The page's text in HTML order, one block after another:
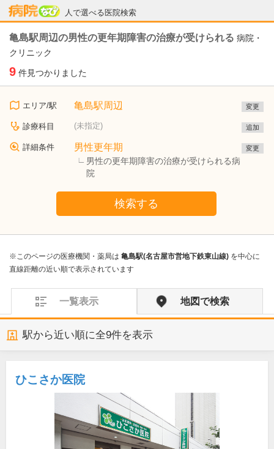
人で選べる医院検索
病院なび
亀島駅周辺の男性の更年期障害の治療が受けられる 病院・
クリニック
9 件見つかりました
エリア/駅 亀島駅周辺 変更
診療科目 (未指定) 追加
詳細条件 男性更年期
男性の更年期障害の治療が受けられる病
院
変更
検索する
※このページの医療機関・薬局は 亀島駅(名古屋市営地下鉄東山線) を中心に
直線距離の近い順で表示されています
一覧表示 地図で検索
駅から近い順に全9件を表示
ひこさか医院